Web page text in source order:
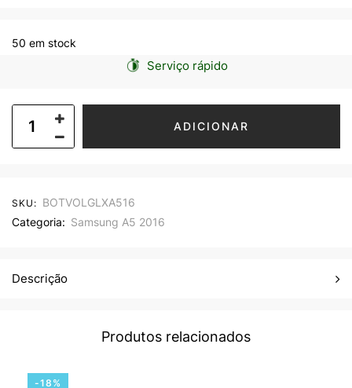
50 em stock
Serviço rápido
ADICIONAR
SKU: BOTVOLGLXA516
Categoria: Samsung A5 2016
Descrição
Produtos relacionados
-18%